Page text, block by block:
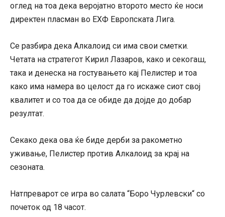
оглед на тоа дека веројатно второто место ќе носи
директен пласман во ЕХФ Европската Лига.
Се разбира дека Алкалоид си има свои сметки.
Четата на стратегот Кирил Лазаров, како и секогаш,
така и денеска на гостувањето кај Пелистер и тоа
како има намера во целост да го искаже сиот свој
квалитет и со тоа да се обиде да дојде до добар
резултат.
Секако дека ова ќе биде дерби за ракометно
уживање, Пелистер против Алкалоид за крај на
сезоната.
Натпреварот се игра во салата “Боро Чурлевски“ со
почеток од 18 часот.